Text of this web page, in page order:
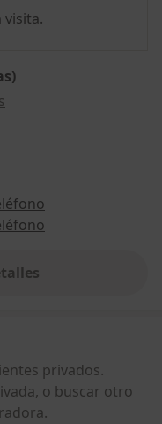
visita.
la dirección
privados.
o buscar otro